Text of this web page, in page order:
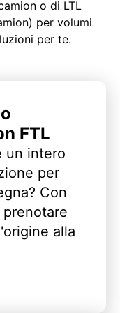
o di LTL
per volumi
per te.
FTL
un intero
per
Con
alla